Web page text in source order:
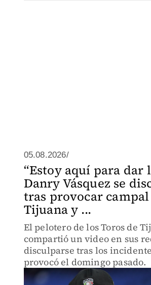
05.08.2026/
“Estoy aquí para dar
Danry Vásquez se
tras provocar
Tijuana y ...
El pelotero de los Toros de
compartió un video en sus
disculparse tras los
provocó el domingo pasado.